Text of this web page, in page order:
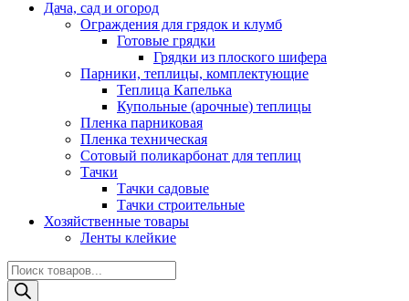
Дача, сад и огород
Ограждения для грядок и клумб
Готовые грядки
Грядки из плоского шифера
Парники, теплицы, комплектующие
Теплица Капелька
Купольные (арочные) теплицы
Пленка парниковая
Пленка техническая
Сотовый поликарбонат для теплиц
Тачки
Тачки садовые
Тачки строительные
Хозяйственные товары
Ленты клейкие
Поиск
товаров